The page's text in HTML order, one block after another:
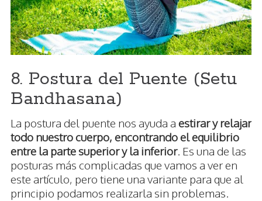
8. Postura del Puente (Setu
Bandhasana)
La postura del puente nos ayuda a estirar y relajar
todo nuestro cuerpo, encontrando el equilibrio
entre la parte superior y la inferior. Es una de las
posturas más complicadas que vamos a ver en
este artículo, pero tiene una variante para que al
principio podamos realizarla sin problemas.